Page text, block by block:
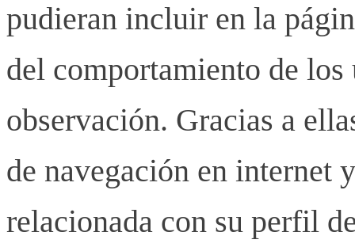
pudieran incluir en la
del comportamiento de los
observación. Gracias a
de navegación en internet
relacionada con su perfil